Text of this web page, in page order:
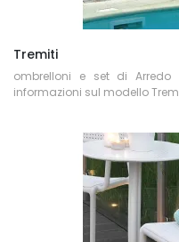
Tremiti
ombrelloni e set di
informazioni sul modello